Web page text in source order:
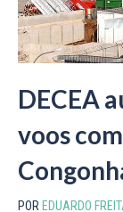
DECEA
voos
POR EDUARDO